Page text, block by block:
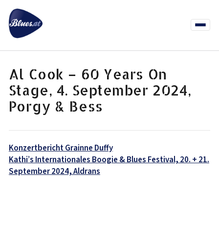
Inhalt
springen
Menü
Al Cook – 60 Years On
Stage, 4. September 2024,
Porgy & Bess
Konzertbericht Grainne Duffy
Kathi’s Internationales Boogie & Blues Festival, 20. + 21.
September 2024, Aldrans